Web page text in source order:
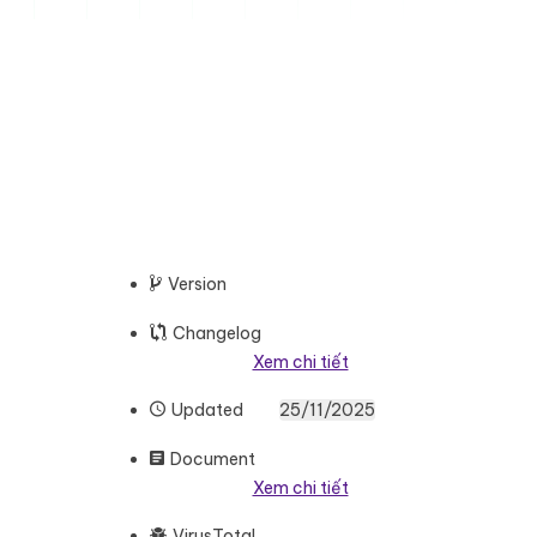
₫.
Version
Changelog
Xem chi tiết
Updated 25/11/2025
Document
Xem chi tiết